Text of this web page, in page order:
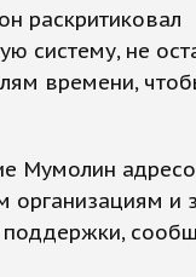
раскритиковал
систему, не
времени,
Мумолин
организациям и
поддержки,